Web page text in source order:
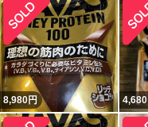
8,980円 4,680